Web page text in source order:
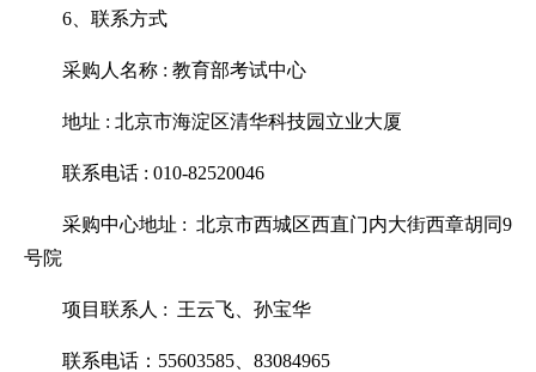
6、联系方式
采购人名称 : 教育部考试中心
地址 : 北京市海淀区清华科技园立业大厦
联系电话 : 010-82520046
采购中心地址 : 北京市西城区西直门内大街西章胡同9
号院
项目联系人 : 王云飞、孙宝华
联系电话：55603585、83084965